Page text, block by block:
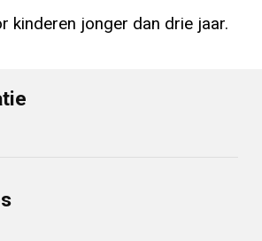
kinderen jonger dan drie jaar.